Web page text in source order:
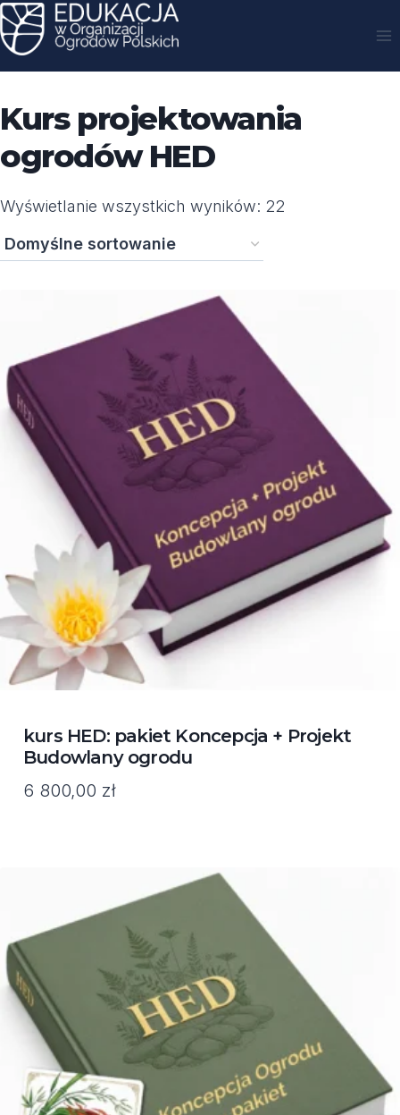
Przejdź
do
treści
Kurs projektowania
ogrodów HED
Wyświetlanie wszystkich wyników: 22
kurs HED: pakiet Koncepcja + Projekt
Budowlany ogrodu
6 800,00 zł